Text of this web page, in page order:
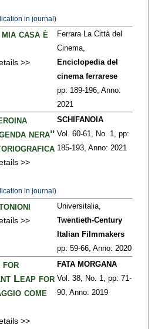
in journal)
casa è
>>
Ferrara La Città del
Cinema,
Enciclopedia del
cinema ferrarese
pp: 189-196, Anno:
2021
nera"
>>
in journal)
SCHIFANOIA
Vol. 60-61,
No. 1,
pp:
185-193, Anno: 2021
>>
Universitalia,
Twentieth-Century
Italian Filmmakers
pp: 59-66, Anno: 2020
for
Leap for
come
>>
FATA MORGANA
Vol. 38,
No. 1, pp: 71-
90, Anno: 2019